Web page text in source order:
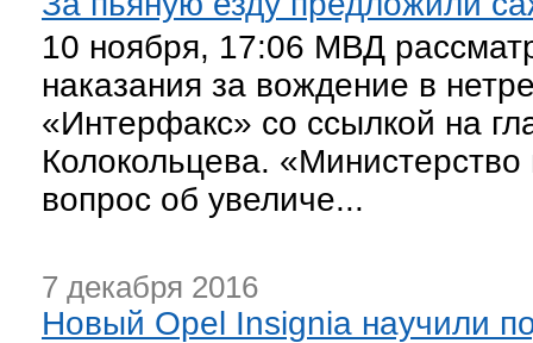
10 ноября, 17:06 МВД
наказания за вождение в
«Интерфакс» со ссылкой на
Колокольцева.
вопрос об увеличе...
7 декабря 2016
Новый Opel Insignia научили